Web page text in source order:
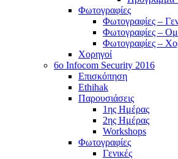
Φωτογραφίες
Φωτογραφίες –
Φωτογραφίες –
Φωτογραφίες –
Χορηγοί
6o Infocom Security 2016
Επισκόπηση
Ethihak
Παρουσιάσεις
1ης Ημέρας
2ης Ημέρας
Workshops
Φωτογραφίες
Γενικές